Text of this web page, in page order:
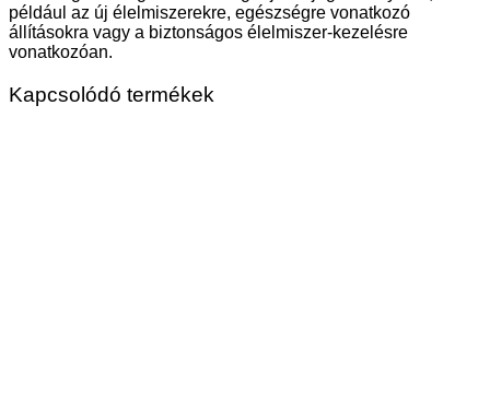
például az új élelmiszerekre, egészségre vonatkozó
állításokra vagy a biztonságos élelmiszer-kezelésre
vonatkozóan.
Kapcsolódó termékek